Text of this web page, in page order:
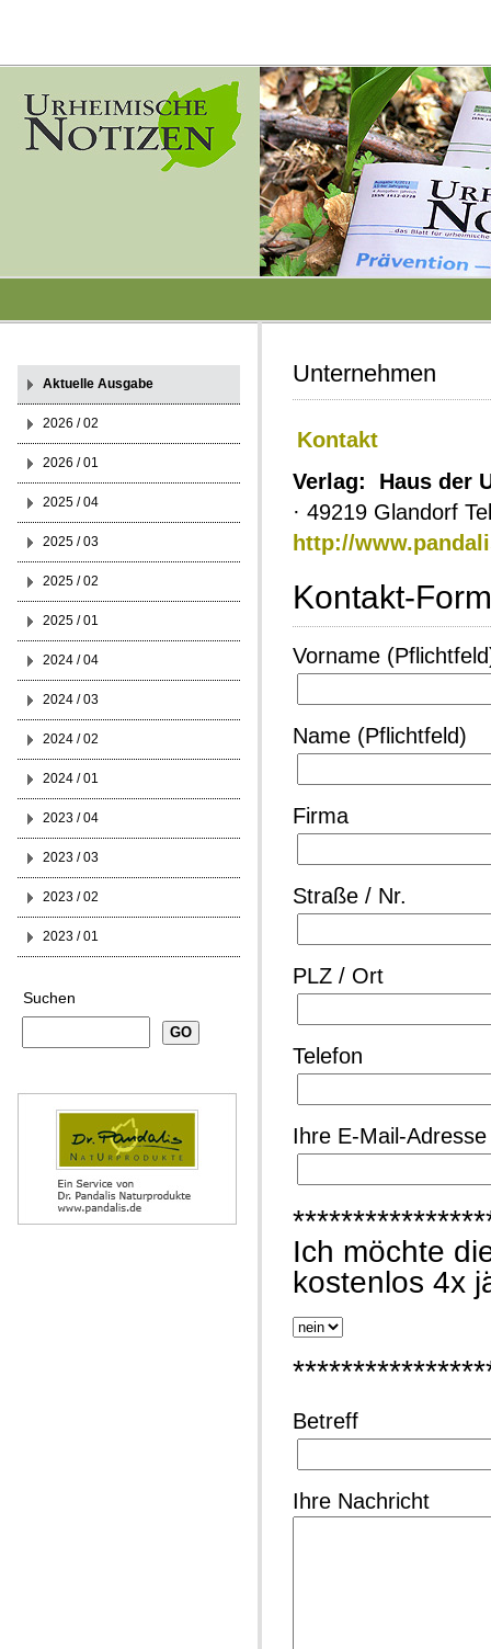
Unternehmen
Kontakt
Verlag: Haus der
· 49219 Glandorf
http://
Kontakt-
Vorname
Name (Pflichtfeld)
Firma
Straße / Nr.
PLZ / Ort
Telefon
Ihre E-Mail-
Ich möchte
kostenlos 4x
Betreff
Ihre Nachricht
Aktuelle Ausgabe
2026 / 02
2026 / 01
2025 / 04
2025 / 03
2025 / 02
2025 / 01
2024 / 04
2024 / 03
2024 / 02
2024 / 01
2023 / 04
2023 / 03
2023 / 02
2023 / 01
Suchen